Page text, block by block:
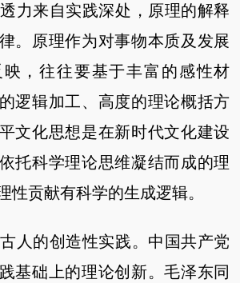
来自实践深处，原理的解释
。原理作为对事物本质及发展
，往往要基于丰富的感性材
逻辑加工、高度的理论概括方
文化思想是在新时代文化建设
托科学理论思维凝结而成的理
性贡献有科学的生成逻辑。
的创造性实践。中国共产党
基础上的理论创新。毛泽东同